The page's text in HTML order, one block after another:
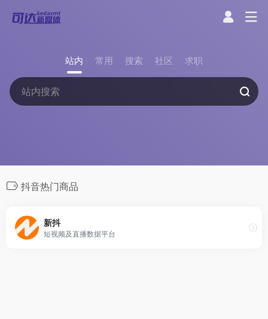
站内 常用 搜索 社区 求职
抖音热门商品
新抖
短视频及直播数据平台